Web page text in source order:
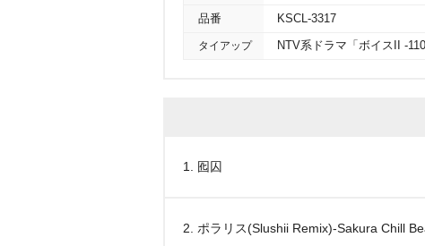
品番 KSCL-3317
タイアップ NTV系ドラマ「ボイスII -
1. 囮囚
2. ポラリス(Slushii Remix)-Sakura Chill